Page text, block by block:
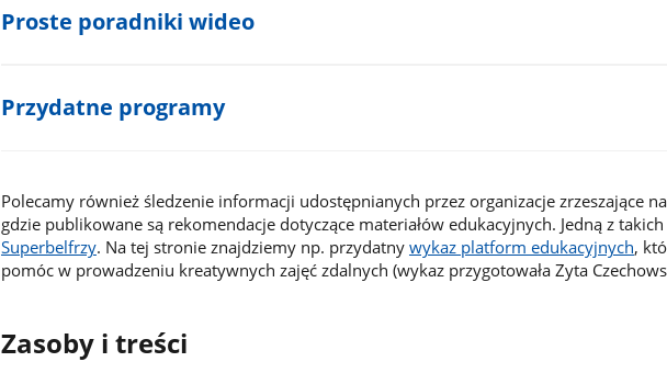
Proste poradniki wideo
Przydatne programy
Polecamy również śledzenie informacji udostępnianych przez organizacje zrzeszające
gdzie publikowane są rekomendacje dotyczące materiałów edukacyjnych. Jedną z
Superbelfrzy. Na tej stronie znajdziemy np. przydatny wykaz platform edukacyjnych,
pomóc w prowadzeniu kreatywnych zajęć zdalnych (wykaz przygotowała Zyta
Zasoby i treści